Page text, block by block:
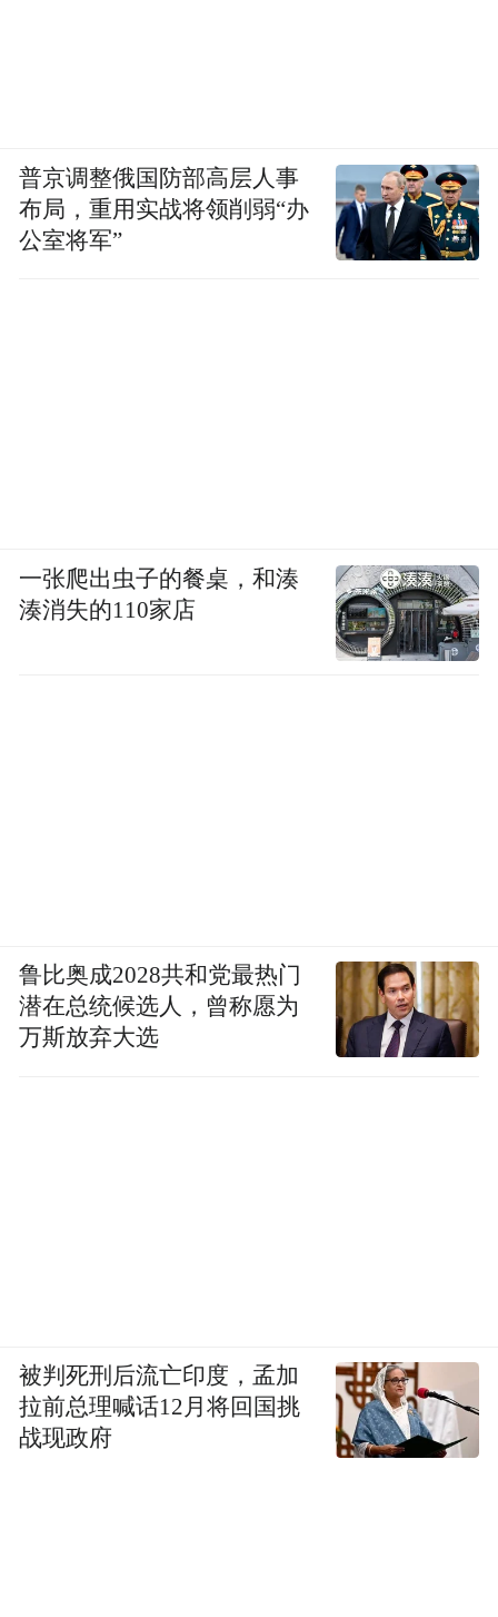
普京调整俄国防部高层人事
布局，重用实战将领削弱“办
公室将军”
一张爬出虫子的餐桌，和湊
湊消失的110家店
鲁比奥成2028共和党最热门
潜在总统候选人，曾称愿为
万斯放弃大选
被判死刑后流亡印度，孟加
拉前总理喊话12月将回国挑
战现政府